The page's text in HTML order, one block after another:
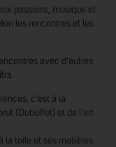
passions, musique et
les rencontres et les
avec d’autres
c’est à la
(Dubuffet) et de l’art
la toile et ses matières.